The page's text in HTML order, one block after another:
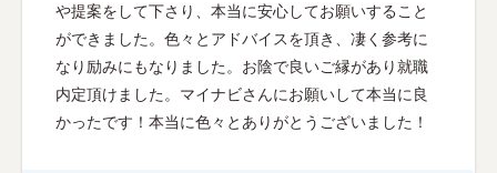
や提案をして下さり、本当に安心してお願いすること
ができました。色々とアドバイスを頂き、凄く参考に
なり励みにもなりました。お陰で良いご縁があり就職
内定頂けました。マイナビさんにお願いして本当に良
かったです！本当に色々とありがとうございました！